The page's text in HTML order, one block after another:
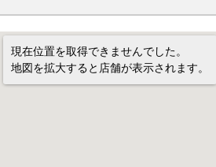
現在位置を取得できませんでした。
地図を拡大すると店舗が表示されます。